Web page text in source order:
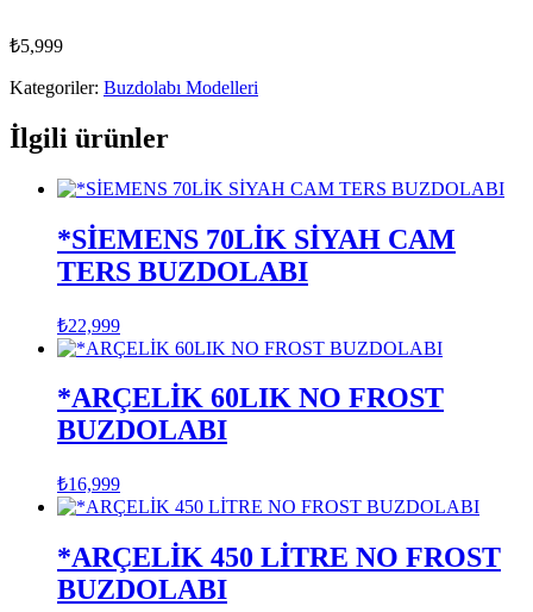
₺5,999
Kategoriler: Buzdolabı Modelleri
İlgili ürünler
*SİEMENS 70LİK SİYAH CAM
TERS BUZDOLABI
₺22,999
*ARÇELİK 60LIK NO FROST
BUZDOLABI
₺16,999
*ARÇELİK 450 LİTRE NO FROST
BUZDOLABI